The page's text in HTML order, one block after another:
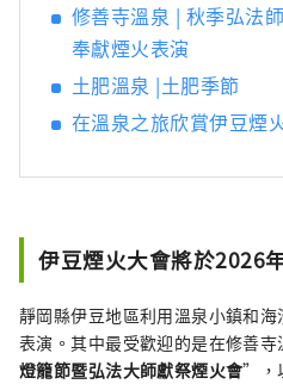
確認伊豆市旅遊資
修善寺溫泉 | 秋季弘法
奉獻煙火表演
土肥溫泉 |土肥季節
在溫泉之旅欣賞伊豆煙
伊豆煙火大會將於2026
靜岡縣伊豆地區利用溫泉小鎮和
表演。其中最受歡迎的是在修善
燈籠節暨弘法大師獻祭煙火會”，